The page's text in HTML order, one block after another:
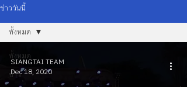
ข่าววันนี้
ทั้งหมด
ข่าว
ทั้งหมด
SIANGTAI TEAM
Dec 18, 2020